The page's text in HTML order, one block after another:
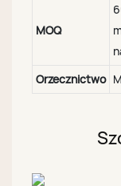
MOQ
Orzecznictwo